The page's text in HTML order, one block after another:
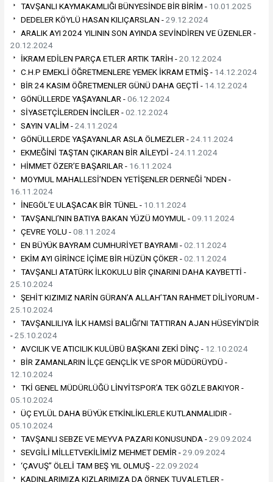
TAVŞANLI KAYMAKAMLIĞI BÜNYESİNDE BİR BİRİM - 10.01.2025
DEDELER KÖYLÜ HASAN KILIÇARSLAN -29.12.2024
ARALIK AYI 2024 YILININ SON AYINDA SEVİNDİREN VE ÜZENLER -
20.12.2024
İKRAM EDİLEN PARÇA ETLER ARTIK TARİH -20.12.2024
C.H.P EMEKLİ ÖĞRETMENLERE YEMEK İKRAM ETMİŞ - 14.12.2024
BİR 24 KASIM ÖĞRETMENLER GÜNÜ DAHA GEÇTİ - 14.12.2024
GÖNÜLLERDE YAŞAYANLAR -06.12.2024
SİYASETÇİLERDEN İNCİLER -02.12.2024
SAYIN VALİM -24.11.2024
GÖNÜLLERDE YAŞAYANLAR ASLA ÖLMEZLER -24.11.2024
EKMEĞİNİ TAŞTAN ÇIKARAN BİR AİLEYDİ -24.11.2024
HİMMET ÖZER’E BAŞARILAR - 16.11.2024
MOYMUL MAHALLESİ’NDEN YETİŞENLER DERNEĞİ 'NDEN -
16.11.2024
İNEGÖL’E ULAŞACAK BİR TÜNEL - 10.11.2024
TAVŞANLI’NIN BATIYA BAKAN YÜZÜ MOYMUL -09.11.2024
ÇEVRE YOLU -08.11.2024
EN BÜYÜK BAYRAM CUMHURİYET BAYRAMI -02.11.2024
EKİM AYI GİRİNCE İÇİME BİR HÜZÜN ÇÖKER -02.11.2024
TAVŞANLI ATATÜRK İLKOKULU BİR ÇINARINI DAHA KAYBETTİ -
25.10.2024
ŞEHİT KIZIMIZ NARİN GÜRAN’A ALLAH’TAN RAHMET DİLİYORUM -
25.10.2024
TAVŞANLILIYA İLK HAMSİ BALIĞI’NI TATTIRAN AJAN HÜSEYİN’DİR
-25.10.2024
AVCILIK VE ATICILIK KULÜBÜ BAŞKANI ZEKİ DİNÇ - 12.10.2024
BİR ZAMANLARIN İLÇE GENÇLİK VE SPOR MÜDÜRÜYDÜ -
12.10.2024
TKİ GENEL MÜDÜRLÜĞÜ LİNYİTSPOR’A TEK GÖZLE BAKIYOR -
05.10.2024
ÜÇ EYLÜL DAHA BÜYÜK ETKİNLİKLERLE KUTLANMALIDIR -
05.10.2024
TAVŞANLI SEBZE VE MEYVA PAZARI KONUSUNDA -29.09.2024
SEVGİLİ MİLLETVEKİLİMİZ MEHMET DEMİR -29.09.2024
‘ÇAVUŞ” ÖLELİ TAM BEŞ YIL OLMUŞ -22.09.2024
KADINLARIMIZA KIZLARIMIZA DA ÖRNEK TUVALETLER -